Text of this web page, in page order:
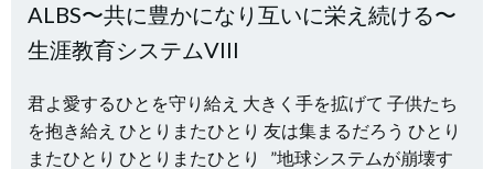
ALBS〜共に豊かになり互いに栄え続ける〜
生涯教育システムVIII
君よ愛するひとを守り給え 大きく手を拡げて 子供たち
を抱き給え ひとりまたひとり 友は集まるだろう ひとり
またひとり ひとりまたひとり ”地球システムが崩壊す